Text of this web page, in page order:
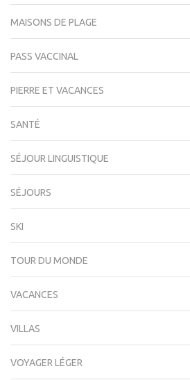
MAISONS DE PLAGE
PASS VACCINAL
PIERRE ET VACANCES
SANTÉ
SÉJOUR LINGUISTIQUE
SÉJOURS
SKI
TOUR DU MONDE
VACANCES
VILLAS
VOYAGER LÉGER